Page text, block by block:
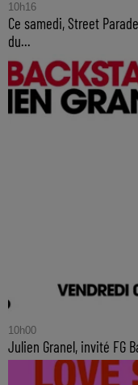
10h16
Ce samedi, Street
du...
10h00
Julien Granel, invité FG